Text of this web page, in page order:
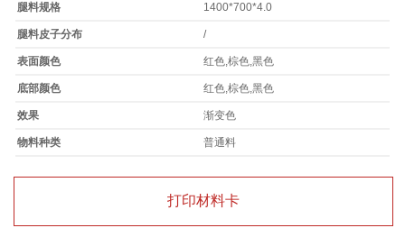
腿料规格 1400*700*4.0
腿料皮子分布 /
表面颜色 红色,棕色,黑色
底部颜色 红色,棕色,黑色
效果 渐变色
物料种类 普通料
打印材料卡